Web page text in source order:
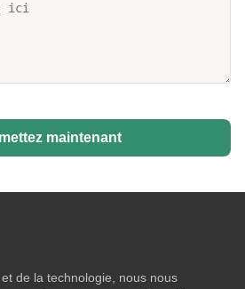
maintenant
de la technologie, nous nous